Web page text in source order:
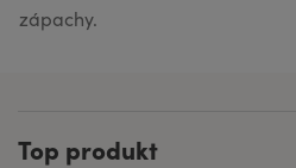
zápachy.
Top produkt